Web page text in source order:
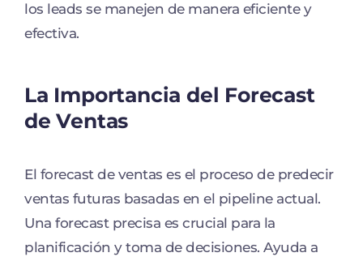
los leads se manejen de manera eficiente y
efectiva.
La Importancia del Forecast
de Ventas
El forecast de ventas es el proceso de predecir
ventas futuras basadas en el pipeline actual.
Una forecast precisa es crucial para la
planificación y toma de decisiones. Ayuda a